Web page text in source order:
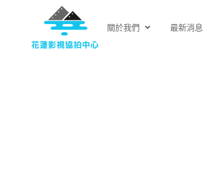
關於我們 最新消息